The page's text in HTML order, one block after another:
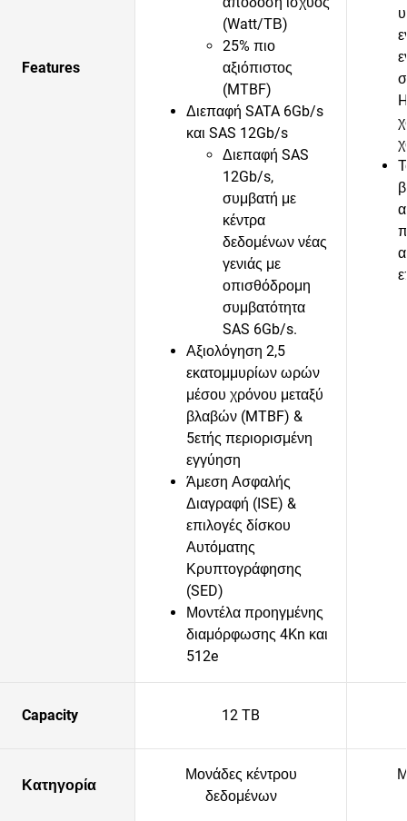
Features
(Watt/ΤΒ)
25% πιο
αξιόπιστος
(MTBF)
Διεπαφή SATA 6Gb/s
και SAS 12Gb/s
Διεπαφή SAS
12Gb/s,
συμβατή με
κέντρα
δεδομένων νέας
γενιάς με
οπισθόδρομη
συμβατότητα
SAS 6Gb/s.
Αξιολόγηση 2,5
εκατομμυρίων ωρών
μέσου χρόνου μεταξύ
βλαβών (MTBF) &
5ετής περιορισμένη
εγγύηση
Άμεση Ασφαλής
Διαγραφή (ISE) &
επιλογές δίσκου
Αυτόματης
Κρυπτογράφησης
(SED)
Μοντέλα προηγμένης
διαμόρφωσης 4Kn και
512e
Capacity 12 TB
Κατηγορία
Μονάδες κέντρου
δεδομένων